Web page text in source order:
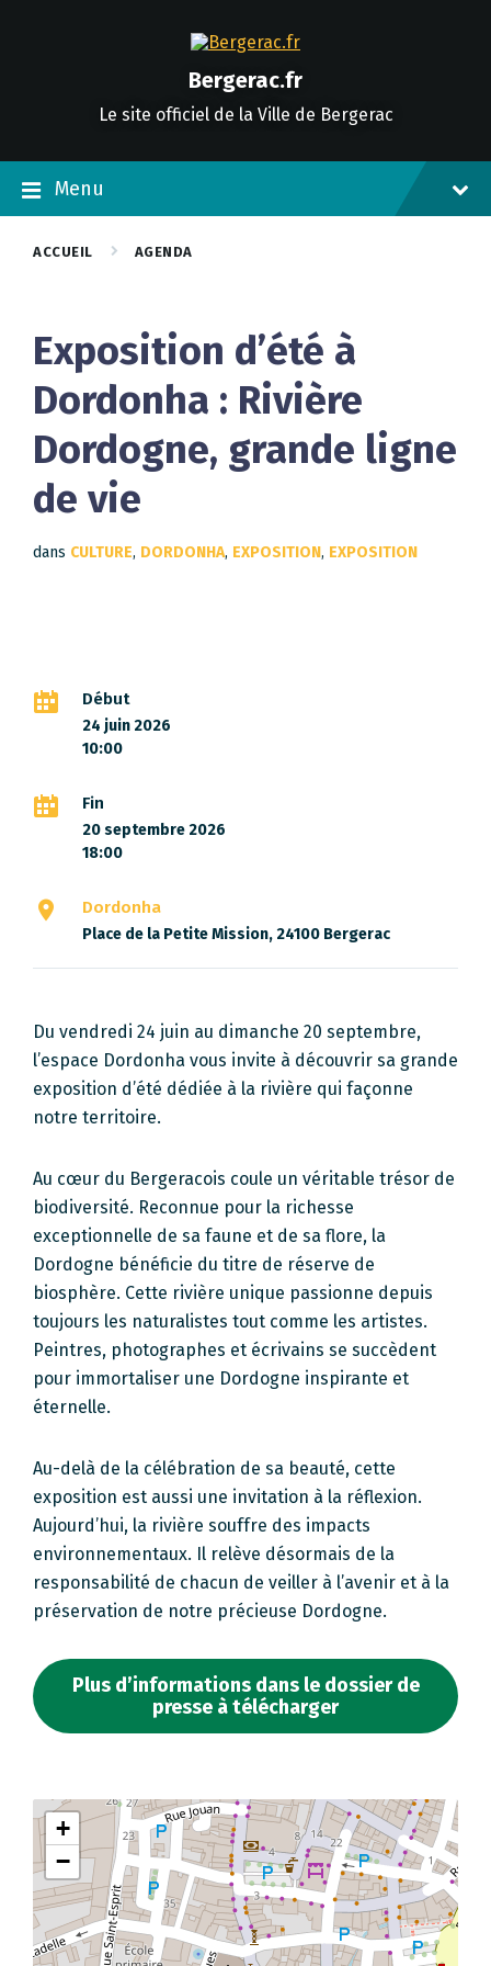
Bergerac.fr
Le site officiel de la Ville de Bergerac
Menu
ACCUEIL AGENDA
Exposition d’été à
Dordonha : Rivière
Dordogne, grande ligne
de vie
dans CULTURE, DORDONHA, EXPOSITION, EXPOSITION
Début
24 juin 2026
10:00
Fin
20 septembre 2026
18:00
Dordonha
Place de la Petite Mission, 24100 Bergerac
Du vendredi 24 juin au dimanche 20 septembre,
l’espace Dordonha vous invite à découvrir sa grande
exposition d’été dédiée à la rivière qui façonne
notre territoire.
Au cœur du Bergeracois coule un véritable trésor de
biodiversité. Reconnue pour la richesse
exceptionnelle de sa faune et de sa flore, la
Dordogne bénéficie du titre de réserve de
biosphère. Cette rivière unique passionne depuis
toujours les naturalistes tout comme les artistes.
Peintres, photographes et écrivains se succèdent
pour immortaliser une Dordogne inspirante et
éternelle.
Au-delà de la célébration de sa beauté, cette
exposition est aussi une invitation à la réflexion.
Aujourd’hui, la rivière souffre des impacts
environnementaux. Il relève désormais de la
responsabilité de chacun de veiller à l’avenir et à la
préservation de notre précieuse Dordogne.
Plus d’informations dans le dossier de
presse à télécharger
+
−